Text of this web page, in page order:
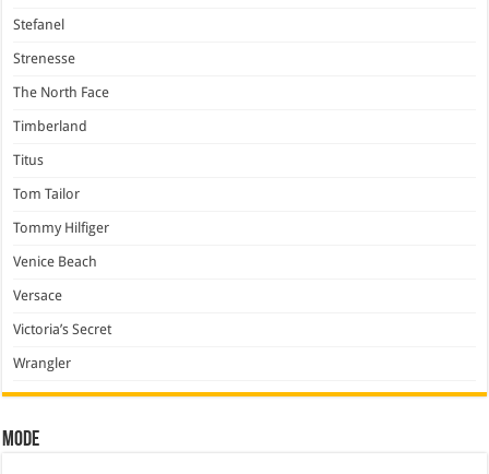
Stefanel
Strenesse
The North Face
Timberland
Titus
Tom Tailor
Tommy Hilfiger
Venice Beach
Versace
Victoria’s Secret
Wrangler
Mode